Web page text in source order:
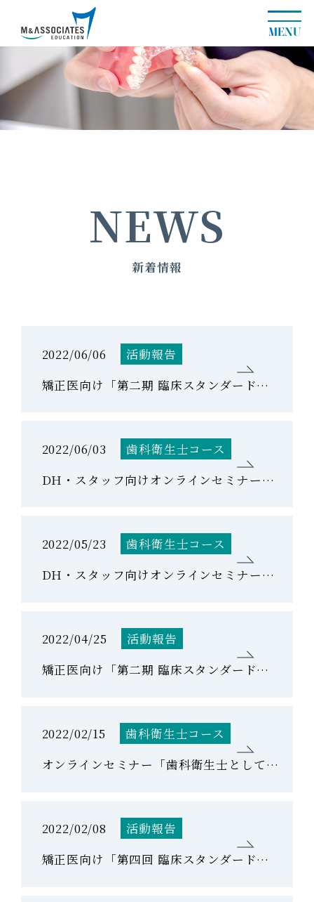
NEWS
新着情報
2022/06/06
活動報告
矯正医向け「第二期 臨床スタンダードコース」第2回を開催しました。
2022/06/03
歯科衛生士コース
DH・スタッフ向けオンラインセミナー「Basic Course」DAY2 を開催しました。
2022/05/23
歯科衛生士コース
DH・スタッフ向けオンラインセミナー「Basic Course」DAY1 を開催しました。
2022/04/25
活動報告
矯正医向け「第二期 臨床スタンダードコース」第1回を開催しました。
2022/02/15
歯科衛生士コース
オンラインセミナー「歯科衛生士として身につける アライナー矯正における精密検査と 口腔内スキャナー」を開催しました。
2022/02/08
活動報告
矯正医向け「第四回 臨床スタンダードコース」を開催しました。
MENU